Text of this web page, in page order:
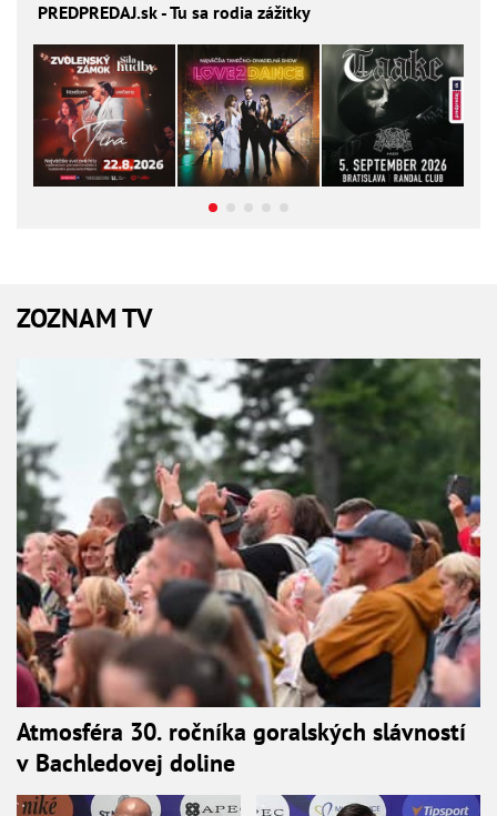
PREDPREDAJ.sk - Tu sa rodia zážitky
ZOZNAM TV
Atmosféra 30. ročníka goralských slávností
v Bachledovej doline